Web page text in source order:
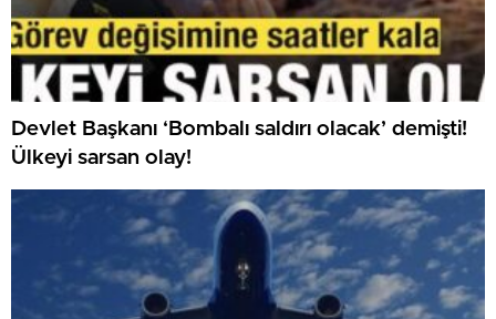
Devlet Başkanı ‘Bombalı saldırı olacak’ demişti!
Ülkeyi sarsan olay!